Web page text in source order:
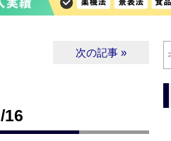
次の記事 »
16